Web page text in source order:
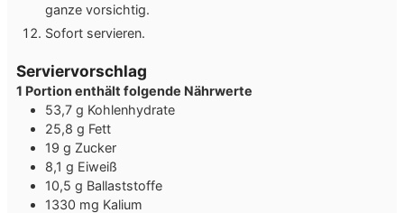
ganze vorsichtig.
Sofort servieren.
Serviervorschlag
1 Portion enthält folgende Nährwerte
53,7 g Kohlenhydrate
25,8 g Fett
19 g Zucker
8,1 g Eiweiß
10,5 g Ballaststoffe
1330 mg Kalium